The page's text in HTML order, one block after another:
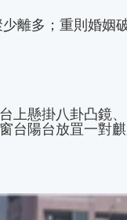
離多；重則婚姻
上懸掛八卦凸鏡、
台陽台放罝一對麒